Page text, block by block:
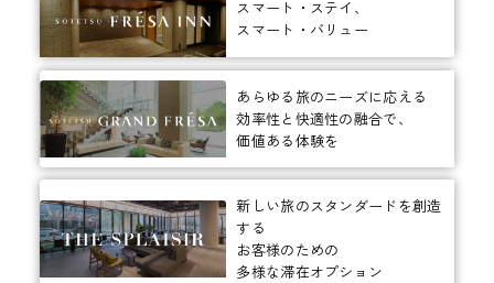
スマート・ステイ、
スマート・バリュー
あらゆる旅のニーズに応える
効率性と快適性の融合で、
価値ある体験を
新しい旅のスタンダードを創造
する
お客様のための
多様な滞在オプション